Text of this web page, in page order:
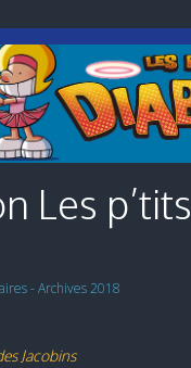
Les p’tits
- Archives 2018
Jacobins